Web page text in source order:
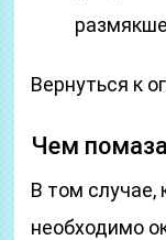
Вернуться к
Чем
В том случае,
необходимо